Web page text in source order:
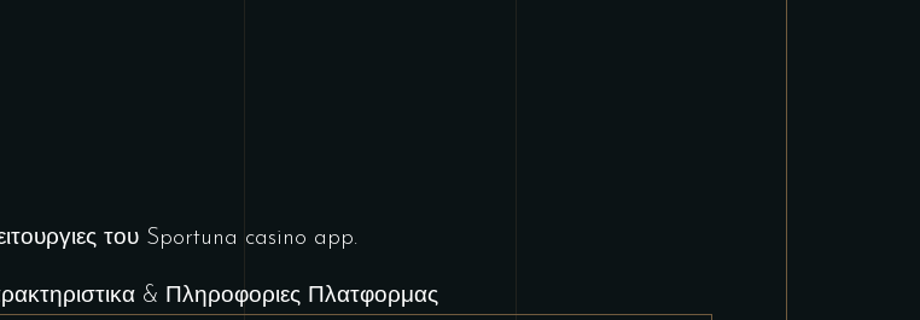
του Sportuna casino app.
& Πληροφοριες Πλατφορμας